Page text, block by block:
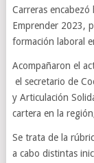
Carreras
Emprender 2023,
formación laboral
Acompañaron el
el secretario de
y Articulación
cartera en la
Se trata de la
a cabo distintas